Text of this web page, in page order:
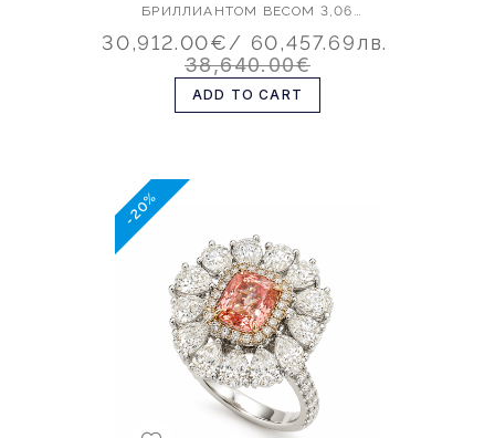
БРИЛЛИАНТОМ ВЕСОМ 3,06
30,912.00€/ 60,457.69лв.
38,640.00€
ADD TO CART
-20%